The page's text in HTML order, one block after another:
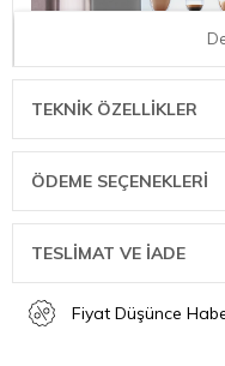
En sevdiğiniz kahve
olarak tasarlanmış renkli
macchiato, americano,
tarif seçebilirsiniz. 1 veya 2
TEKNIK ÖZELLIKLER
ÖDEME SEÇENEKLERI
TESLİMAT VE İADE
Fiyat Düşünce